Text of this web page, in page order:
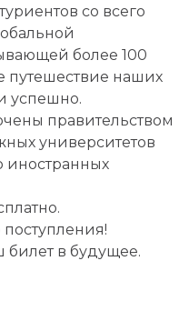
со всего
более 100
путешествие наших
успешно.
правительством
университетов
иностранных
билет в будущее.